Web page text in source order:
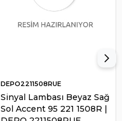
Sinyal Lambası Beyaz Sağ
Sol Accent 95 221 1508R |
DEPO2211508RUE